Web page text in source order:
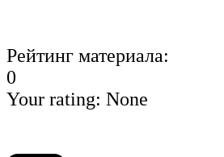
Рейтинг материала:
0
Your rating: None